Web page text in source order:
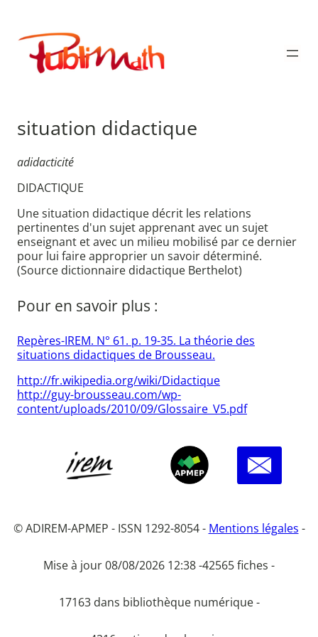
contenu
Publimath
situation didactique
adidacticité
DIDACTIQUE
Une situation didactique décrit les relations
pertinentes d'un sujet apprenant avec un sujet
enseignant et avec un milieu mobilisé par ce dernier
pour lui faire approprier un savoir déterminé.
(Source dictionnaire didactique Berthelot)
Pour en savoir plus :
Repères-IREM. N° 61. p. 19-35. La théorie des
situations didactiques de Brousseau.
http://fr.wikipedia.org/wiki/Didactique
http://guy-brousseau.com/wp-
content/uploads/2010/09/Glossaire_V5.pdf
© ADIREM-APMEP - ISSN 1292-8054 - Mentions légales -
Mise à jour 08/08/2026 12:38 -42565 fiches -
17163 dans bibliothèque numérique -